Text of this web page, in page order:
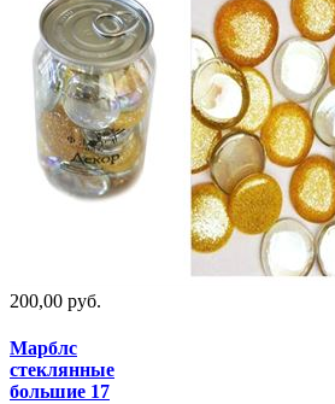
200,00 руб.
Марблс
стеклянные
большие 17